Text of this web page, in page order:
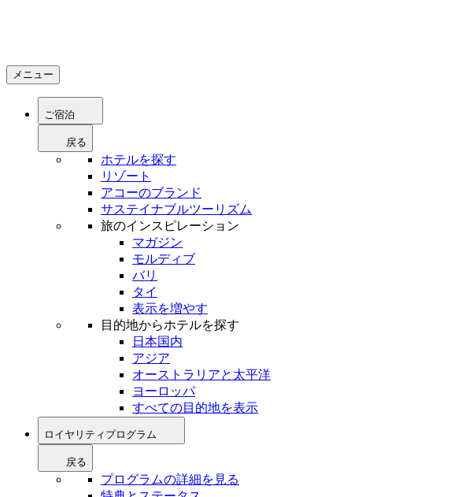
メニュー
ご宿泊
戻る
ホテルを探す
リゾート
アコーのブランド
サステイナブルツーリズム
旅のインスピレーション
マガジン
モルディブ
バリ
タイ
表示を増やす
目的地からホテルを探す
日本国内
アジア
オーストラリアと太平洋
ヨーロッパ
すべての目的地を表示
ロイヤリティプログラム
戻る
プログラムの詳細を見る